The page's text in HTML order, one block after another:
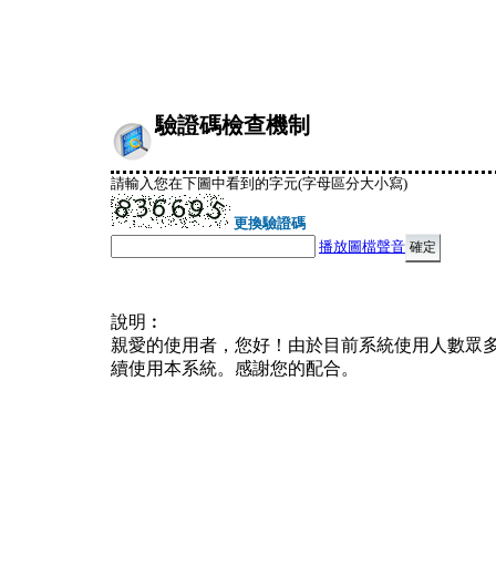
驗證碼檢查機制
請輸入您在下圖中看到的字元(字母區分大小寫)
更換驗證碼
播放圖檔聲音
說明︰
親愛的使用者，您好！由於目前系統使用人數眾
續使用本系統。感謝您的配合。